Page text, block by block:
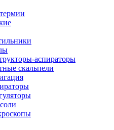
аспираторы
скальпели